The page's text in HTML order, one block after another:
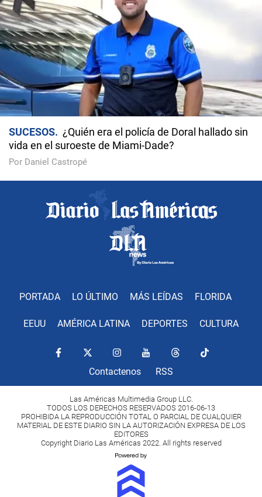
SUCESOS
¿Quién era el policía de Doral hallado sin
vida en el suroeste de Miami-Dade?
Por Daniel Castropé
PORTADA LO ÚLTIMO MÁS LEÍDAS FLORIDA
EEUU AMÉRICA LATINA DEPORTES CULTURA
Contactenos RSS
Las Américas Multimedia Group LLC.
TODOS LOS DERECHOS RESERVADOS 2016-06-13
PROHIBIDA LA REPRODUCCIÓN TOTAL O PARCIAL DE CUALQUIER
MATERIAL DE ESTE DIARIO SIN LA AUTORIZACIÓN EXPRESA DE LOS
EDITORES
Copyright Diario Las Américas 2022. All rights reserved